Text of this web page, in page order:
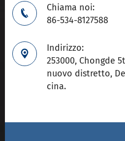

Chiama noi:
86-534-8127588

Indirizzo:
253000, Chongde
nuovo distretto,
cina.